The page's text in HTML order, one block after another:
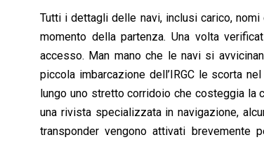
Tutti i dettagli delle navi, inclusi carico, nomi
momento della partenza. Una volta
accesso. Man mano che le navi si
piccola imbarcazione dell’IRGC le scorta
lungo uno stretto corridoio che costeggia la
una rivista specializzata in navigazione,
transponder vengono attivati